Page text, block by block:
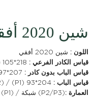
شين 2020 أفقي
اللون : شين 2020 أفقي
قياس الكادر الفرعي :
قياس الباب بدون كادر :
قياس الباب :
العمارة :(P2/P3) شبكة / (P1) عامرة